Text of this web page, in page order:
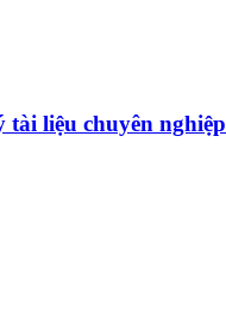
liệu chuyên nghiệp